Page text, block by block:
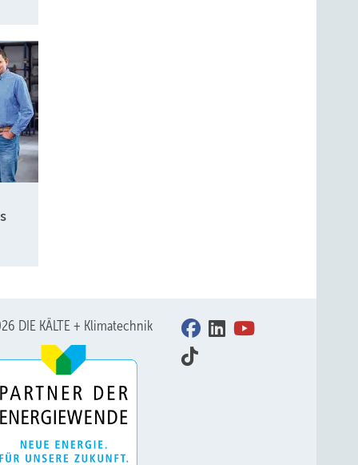
DIE KÄLTE + Klimatechnik